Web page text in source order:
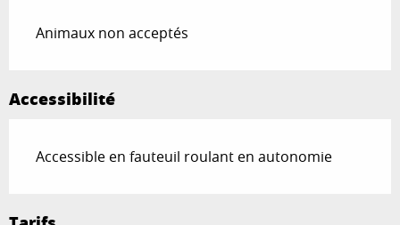
Animaux non acceptés
Accessibilité
Accessible en fauteuil roulant en autonomie